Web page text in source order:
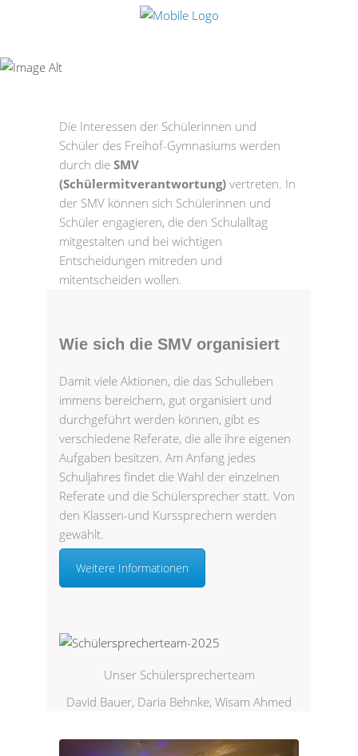
Schüler
Die Interessen der Schülerinnen und
Schüler des Freihof-Gymnasiums werden
durch die SMV
(Schülermitverantwortung) vertreten. In
der SMV können sich Schülerinnen und
Schüler engagieren, die den Schulalltag
mitgestalten und bei wichtigen
Entscheidungen mitreden und
mitentscheiden wollen.
Wie sich die SMV organisiert
Damit viele Aktionen, die das Schulleben
immens bereichern, gut organisiert und
durchgeführt werden können, gibt es
verschiedene Referate, die alle ihre eigenen
Aufgaben besitzen. Am Anfang jedes
Schuljahres findet die Wahl der einzelnen
Referate und die Schülersprecher statt. Von
den Klassen-und Kurssprechern werden
gewählt.
Weitere Informationen
Unser Schülersprecherteam
David Bauer, Daria Behnke, Wisam Ahmed